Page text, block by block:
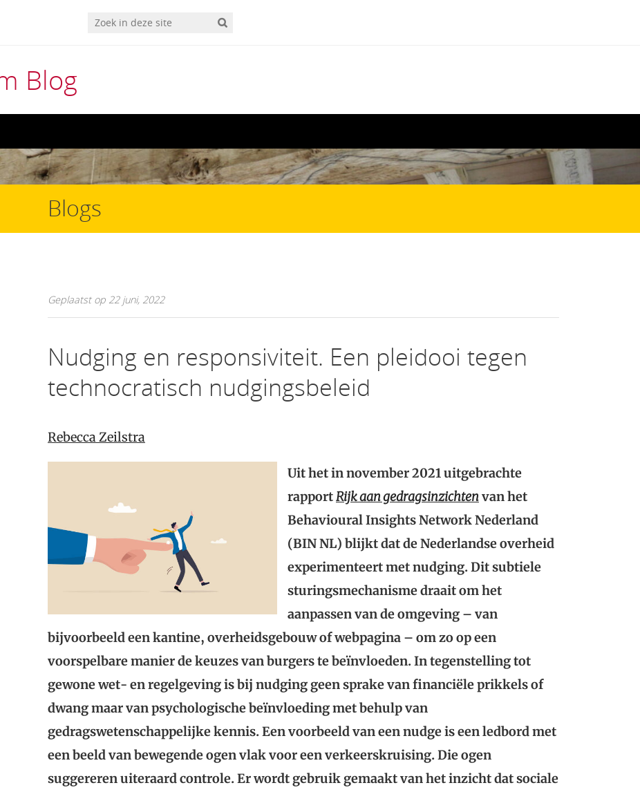
Blog
Blogs
Geplaatst op 22 juni, 2022
Nudging en responsiviteit. Een pleidooi tegen
technocratisch nudgingsbeleid
Rebecca Zeilstra
Uit het in november 2021 uitgebrachte
rapportRijk aan gedragsinzichtenvan het
Behavioural Insights Network Nederland
(BIN NL) blijkt dat de Nederlandse overheid
experimenteert met nudging. Dit subtiele
sturingsmechanisme draait om het
aanpassen van de omgeving – van
bijvoorbeeld een kantine, overheidsgebouw of webpagina – om zo op een
voorspelbare manier de keuzes van burgers te beïnvloeden. In tegenstelling tot
gewone wet- en regelgeving is bij nudging geen sprake van financiële prikkels of
dwang maar van psychologische beïnvloeding met behulp van
gedragswetenschappelijke kennis. Een voorbeeld van een nudge is een ledbord met
een beeld van bewegende ogen vlak voor een verkeerskruising. Die ogen
suggereren uiteraard controle. Er wordt gebruik gemaakt van het inzicht dat sociale